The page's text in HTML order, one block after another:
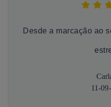
Desde a marcação ao
11-